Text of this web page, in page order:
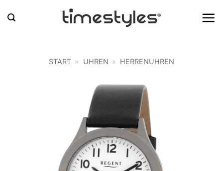
Inhalt
START » UHREN » HERRENUHREN